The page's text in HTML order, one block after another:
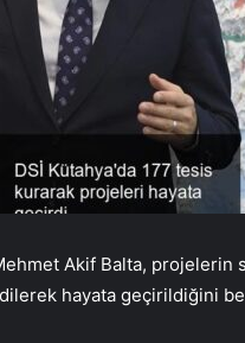
Akif Balta, projelerin
hayata geçirildiğini